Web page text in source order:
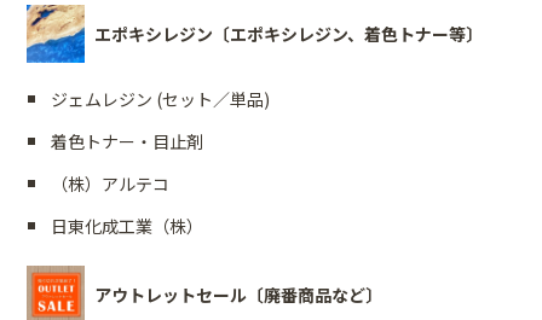
エポキシレジン〔エポキシレジン、着色トナー等〕
ジェムレジン (セット／単品)
着色トナー・目止剤
（株）アルテコ
日東化成工業（株）
アウトレットセール〔廃番商品など〕